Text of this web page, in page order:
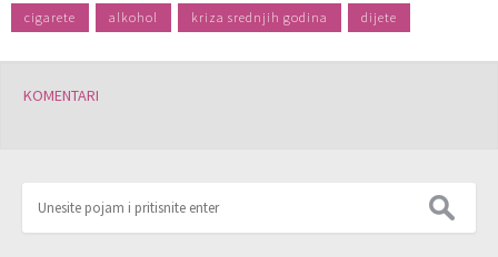
cigarete alkohol kriza srednjih godina dijete
KOMENTARI